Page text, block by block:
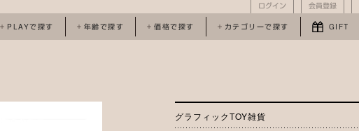
ログイン 会員登録
PLAYで探す 年齢で探す 価格で探す カテゴリーで探す GIFT
グラフィックTOY雑貨